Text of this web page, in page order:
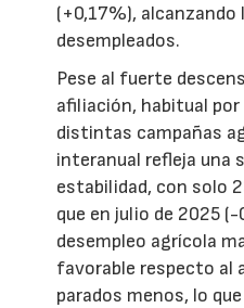
(+0,17%), alcanzando
desempleados.
Pese al fuerte
afiliación, habitual
distintas campañas
interanual refleja una
estabilidad, con solo
que en julio de 2025
desempleo agrícola
favorable respecto al
parados menos, lo